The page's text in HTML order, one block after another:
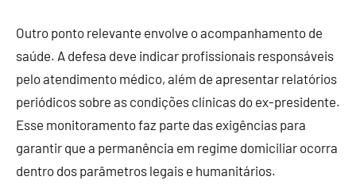
Outro ponto relevante envolve o acompanhamento de
saúde. A defesa deve indicar profissionais responsáveis
pelo atendimento médico, além de apresentar relatórios
periódicos sobre as condições clínicas do ex-presidente.
Esse monitoramento faz parte das exigências para
garantir que a permanência em regime domiciliar ocorra
dentro dos parâmetros legais e humanitários.